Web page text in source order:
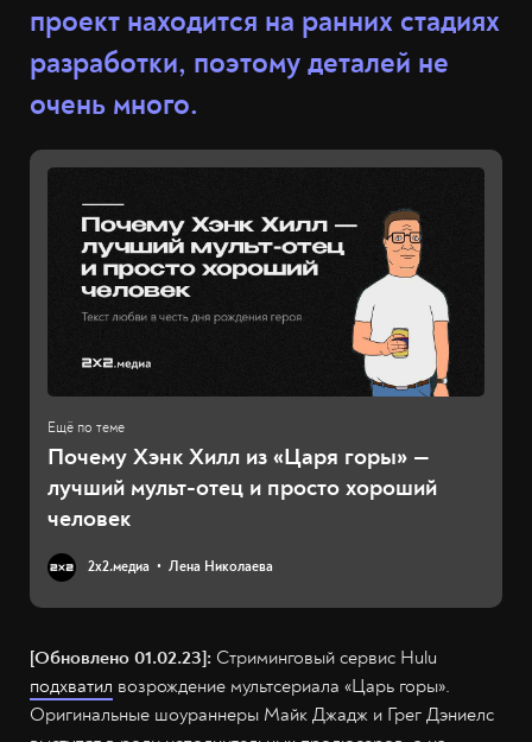
проект находится на ранних стадиях
разработки, поэтому деталей не
очень много.
Почему Хэнк Хилл из «Царя горы» —
лучший мульт-отец и просто хороший
человек
2х2.медиа Лена Николаева
[Обновлено 01.02.23]: Стриминговый сервис Hulu
подхватил возрождение мультсериала «Царь горы».
Оригинальные шоураннеры Майк Джадж и Грег Дэниелс